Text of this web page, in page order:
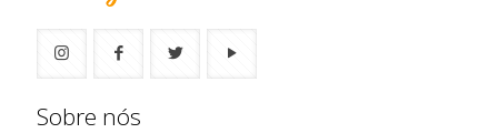
Sobre nós